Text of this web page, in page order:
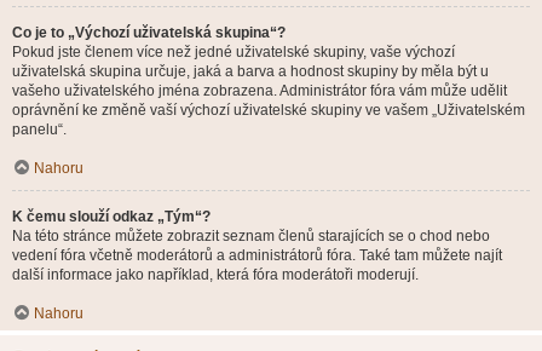
Co je to „Výchozí uživatelská skupina“?
Pokud jste členem více než jedné uživatelské skupiny, vaše výchozí
uživatelská skupina určuje, jaká a barva a hodnost skupiny by měla být u
vašeho uživatelského jména zobrazena. Administrátor fóra vám může udělit
oprávnění ke změně vaší výchozí uživatelské skupiny ve vašem „Uživatelském
panelu“.
Nahoru
K čemu slouží odkaz „Tým“?
Na této stránce můžete zobrazit seznam členů starajících se o chod nebo
vedení fóra včetně moderátorů a administrátorů fóra. Také tam můžete najít
další informace jako například, která fóra moderátoři moderují.
Nahoru